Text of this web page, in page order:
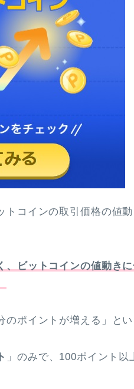
トコインの取引価格の値
、ビットコインの値動き
のポイントが増える」とい
」のみで、100ポイント